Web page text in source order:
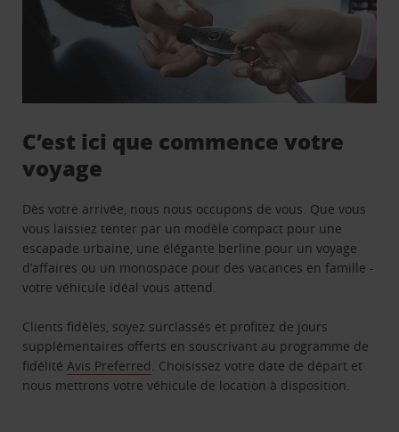
C’est ici que commence votre
voyage
Dès votre arrivée, nous nous occupons de vous. Que vous
vous laissiez tenter par un modèle compact pour une
escapade urbaine, une élégante berline pour un voyage
d’affaires ou un monospace pour des vacances en famille -
votre véhicule idéal vous attend.
Clients fidèles, soyez surclassés et profitez de jours
supplémentaires offerts en souscrivant au programme de
fidélitéAvis Preferred. Choisissez votre date de départ et
nous mettrons votre véhicule de location à disposition.